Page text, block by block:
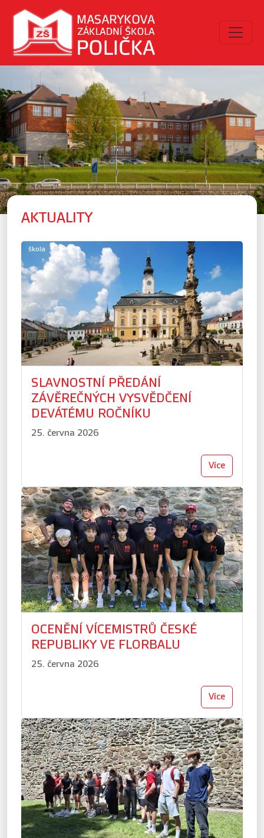
AKTUALITY
škola
SLAVNOSTNÍ PŘEDÁNÍ
ZÁVĚREČNÝCH VYSVĚDČENÍ
DEVÁTÉMU ROČNÍKU
25. června 2026
Více
OCENĚNÍ VÍCEMISTRŮ ČESKÉ
REPUBLIKY VE FLORBALU
25. června 2026
Více